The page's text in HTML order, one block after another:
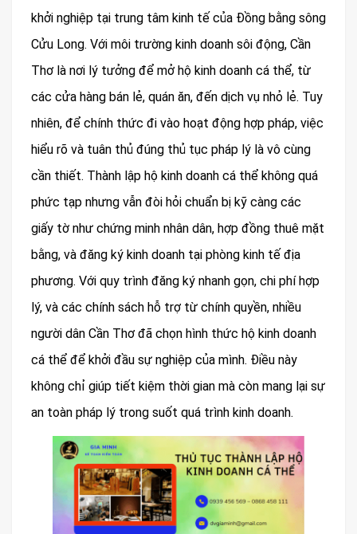
khởi nghiệp tại trung tâm kinh tế của Đồng bằng sông
Cửu Long. Với môi trường kinh doanh sôi động, Cần
Thơ là nơi lý tưởng để mở hộ kinh doanh cá thể, từ
các cửa hàng bán lẻ, quán ăn, đến dịch vụ nhỏ lẻ. Tuy
nhiên, để chính thức đi vào hoạt động hợp pháp, việc
hiểu rõ và tuân thủ đúng thủ tục pháp lý là vô cùng
cần thiết. Thành lập hộ kinh doanh cá thể không quá
phức tạp nhưng vẫn đòi hỏi chuẩn bị kỹ càng các
giấy tờ như chứng minh nhân dân, hợp đồng thuê mặt
bằng, và đăng ký kinh doanh tại phòng kinh tế địa
phương. Với quy trình đăng ký nhanh gọn, chi phí hợp
lý, và các chính sách hỗ trợ từ chính quyền, nhiều
người dân Cần Thơ đã chọn hình thức hộ kinh doanh
cá thể để khởi đầu sự nghiệp của mình. Điều này
không chỉ giúp tiết kiệm thời gian mà còn mang lại sự
an toàn pháp lý trong suốt quá trình kinh doanh.